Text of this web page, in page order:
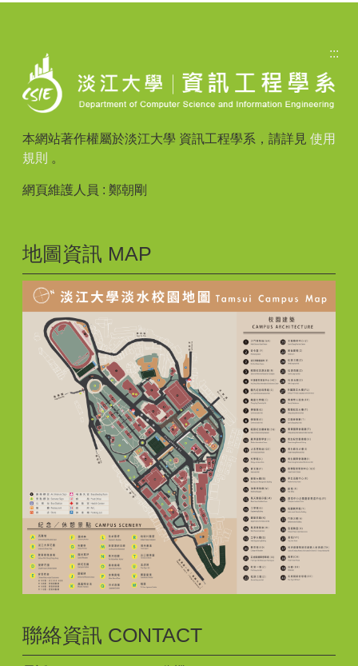
:::
本網站著作權屬於淡江大學 資訊工程學系，請詳見 使用
規則 。
網頁維護人員 : 鄭朝剛
地圖資訊 MAP
聯絡資訊 CONTACT